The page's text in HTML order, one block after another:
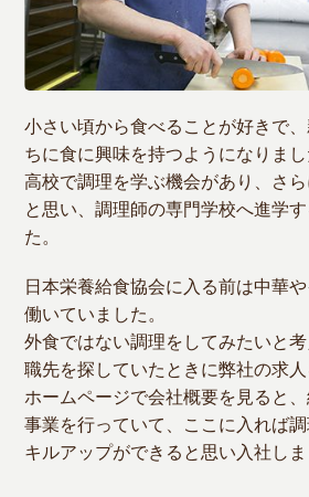
小さい頃から食べることが好きで
ちに食に興味を持つようになりまし
高校で調理を学ぶ機会があり、さ
と思い、調理師の専門学校へ進学
た。
日本栄養給食協会に入る前は中華
働いていました。
外食ではない調理をしてみたいと
職先を探していたときに弊社の求人
ホームページで会社概要を見ると
事業を行っていて、ここに入れば
キルアップができると思い入社しま